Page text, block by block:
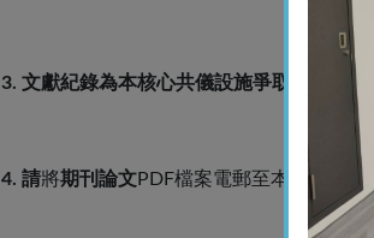
3. 文獻紀錄為本核心共儀設施爭取運作經
4. 請將期刊論文PDF檔案電郵至本核心共